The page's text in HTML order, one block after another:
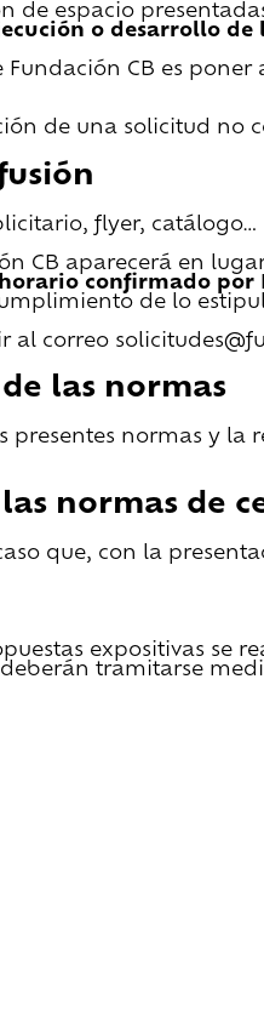
de espacio
o desarrollo de
CB es
de una solicitud
flyer, catálogo…
CB aparecerá en
confirmado por
de lo
al correo
las normas
presentes normas y la
normas de
que, con la
expositivas se
deberán tramitarse